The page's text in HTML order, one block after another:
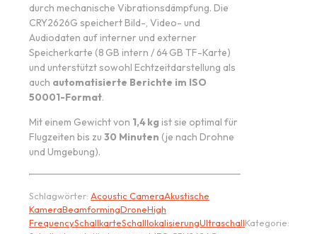
durch mechanische Vibrationsdämpfung. Die
CRY2626G speichert Bild-, Video- und
Audiodaten auf interner und externer
Speicherkarte (8 GB intern / 64 GB TF-Karte)
und unterstützt sowohl Echtzeitdarstellung als
auch automatisierte Berichte im ISO
50001-Format.
Mit einem Gewicht von 1,4 kg ist sie optimal für
Flugzeiten bis zu 30 Minuten (je nach Drohne
und Umgebung).
Schlagwörter: Acoustic CameraAkustische
KameraBeamformingDroneHigh
FrequencySchallkarteSchalllokalisierungUltraschallKategorie: